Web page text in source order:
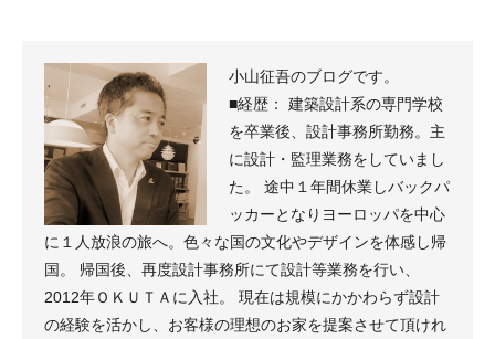
小山征吾のブログです。
■経歴： 建築設計系の専門学校
を卒業後、設計事務所勤務。主
に設計・監理業務をしていまし
た。 途中１年間休業しバックパ
ッカーとなりヨーロッパを中心
に１人放浪の旅へ。色々な国の文化やデザインを体感し帰
国。 帰国後、再度設計事務所にて設計等業務を行い、
2012年ＯＫＵＴＡに入社。 現在は規模にかかわらず設計
の経験を活かし、お客様の理想のお家を提案させて頂けれ